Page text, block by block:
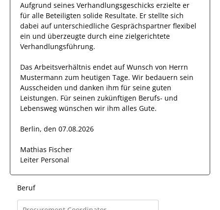
Aufgrund seines Verhandlungsgeschicks erzielte er
für alle Beteiligten solide Resultate. Er stellte sich
dabei auf unterschiedliche Gesprächspartner flexibel
ein und überzeugte durch eine zielgerichtete
Verhandlungsführung.
Das Arbeitsverhältnis endet auf Wunsch von Herrn
Mustermann zum heutigen Tage. Wir bedauern sein
Ausscheiden und danken ihm für seine guten
Leistungen. Für seinen zukünftigen Berufs- und
Lebensweg wünschen wir ihm alles Gute.
Berlin, den 07.08.2026
Mathias Fischer
Leiter Personal
Beruf